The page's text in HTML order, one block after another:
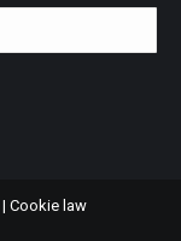
| Cookie law